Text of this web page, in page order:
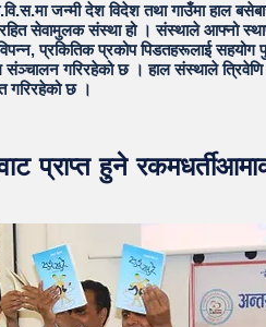
जन्मी देश विदेश तथा गाउँमा हाल
रहित सेवामुलक संस्था हो । संस्थाले आफ्नो
प्रकितिक प्रकोप पिडतहरूलाई सहयोग
संञ्चालन गरिरहेको छ । हाल संस्थाले त्रिवेणि
गरिरहेको छ ।
प्राप्त हुने